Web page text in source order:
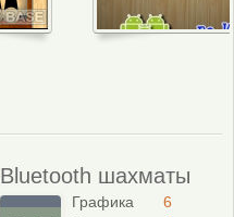
Bluetooth шахматы
Графика
6